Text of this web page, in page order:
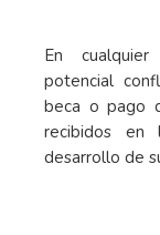
En
potencial
beca o pago
recibidos
desarrollo de